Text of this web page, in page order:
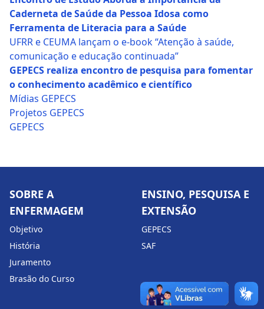
Caderneta de Saúde da Pessoa Idosa como
Ferramenta de Literacia para a Saúde
UFRR e CEUMA lançam o e-book “Atenção à saúde,
comunicação e educação continuada”
GEPECS realiza encontro de pesquisa para fomentar
o conhecimento acadêmico e científico
Mídias GEPECS
Projetos GEPECS
GEPECS
SOBRE A
ENFERMAGEM
Objetivo
História
Juramento
Brasão do Curso
ENSINO, PESQUISA E
EXTENSÃO
GEPECS
SAF